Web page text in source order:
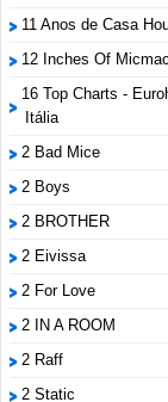
11 Anos de Casa
12 Inches Of Micmac
16 Top Charts -
Itália
2 Bad Mice
2 Boys
2 BROTHER
2 Eivissa
2 For Love
2 IN A ROOM
2 Raff
2 Static